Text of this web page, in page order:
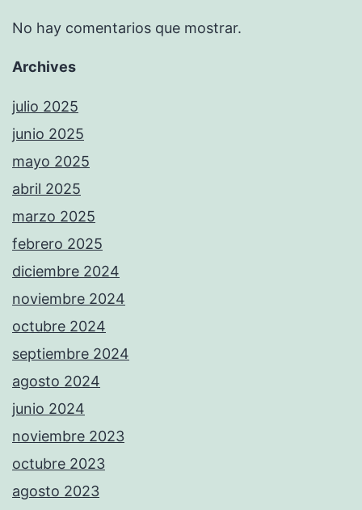
No hay comentarios que mostrar.
Archives
julio 2025
junio 2025
mayo 2025
abril 2025
marzo 2025
febrero 2025
diciembre 2024
noviembre 2024
octubre 2024
septiembre 2024
agosto 2024
junio 2024
noviembre 2023
octubre 2023
agosto 2023